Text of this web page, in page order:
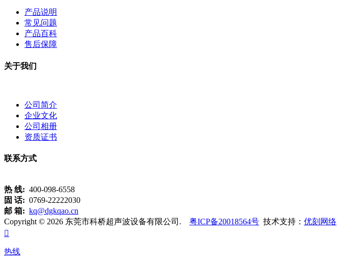
产品说明
常见问题
产品百科
售后保障
关于我们
公司简介
企业文化
公司相册
资质证书
联系方式
热 线: 400-098-6558
固 话: 0769-22222030
邮 箱: kq@dgkqao.cn
Copyright © 2026 东莞市科桥超声波设备有限公司. 粤ICP备20018564号 技术支持： 优刻网络

热线